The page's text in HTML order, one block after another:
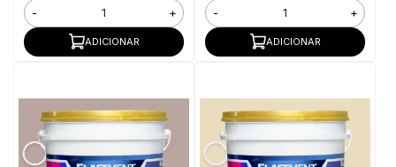
- +
ADICIONAR
- +
ADICIONAR